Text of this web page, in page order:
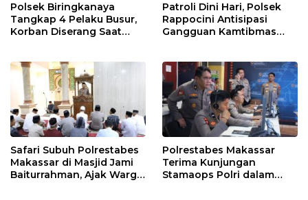
Polsek Biringkanaya
Tangkap 4 Pelaku Busur,
Korban Diserang Saat
Patroli Dini Hari, Polsek
Rappocini Antisipasi
Gangguan Kamtibmas
Safari Subuh Polrestabes
Makassar di Masjid Jami
Baiturrahman, Ajak Warga
Polrestabes Makassar
Terima Kunjungan
Stamaops Polri dalam